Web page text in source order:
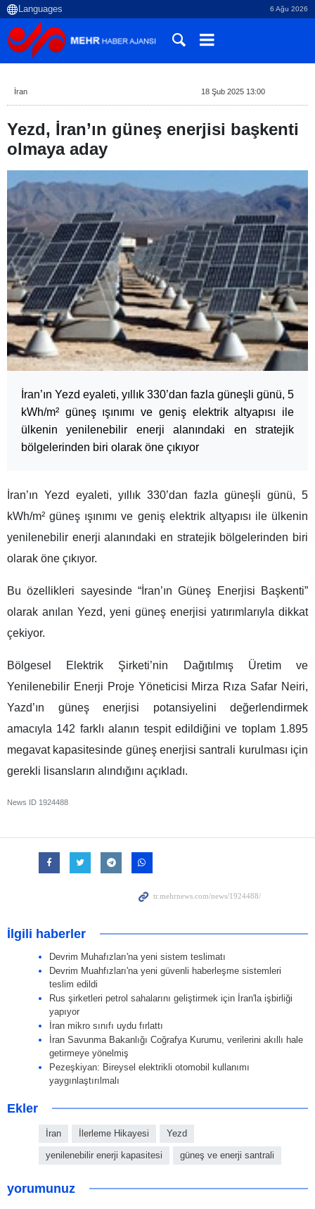
6 Ağu 2026
İran 18 Şub 2025 13:00
Yezd, İran’ın güneş enerjisi başkenti
olmaya aday
İran’ın Yezd eyaleti, yıllık 330’dan fazla güneşli günü, 5
kWh/m² güneş ışınımı ve geniş elektrik altyapısı ile
ülkenin yenilenebilir enerji alanındaki en stratejik
bölgelerinden biri olarak öne çıkıyor
İran’ın Yezd eyaleti, yıllık 330’dan fazla güneşli günü, 5
kWh/m² güneş ışınımı ve geniş elektrik altyapısı ile ülkenin
yenilenebilir enerji alanındaki en stratejik bölgelerinden biri
olarak öne çıkıyor.
Bu özellikleri sayesinde “İran’ın Güneş Enerjisi Başkenti”
olarak anılan Yezd, yeni güneş enerjisi yatırımlarıyla dikkat
çekiyor.
Bölgesel Elektrik Şirketi’nin Dağıtılmış Üretim ve
Yenilenebilir Enerji Proje Yöneticisi Mirza Rıza Safar Neiri,
Yazd’ın güneş enerjisi potansiyelini değerlendirmek
amacıyla 142 farklı alanın tespit edildiğini ve toplam 1.895
megavat kapasitesinde güneş enerjisi santrali kurulması için
gerekli lisansların alındığını açıkladı.
News ID 1924488
İlgili haberler
Devrim Muhafızları'na yeni sistem teslimatı
Devrim Muahfızları'na yeni güvenli haberleşme sistemleri
teslim edildi
Rus şirketleri petrol sahalarını geliştirmek için İran'la işbirliği
yapıyor
İran mikro sınıfı uydu fırlattı
İran Savunma Bakanlığı Coğrafya Kurumu, verilerini akıllı hale
getirmeye yönelmiş
Pezeşkiyan: Bireysel elektrikli otomobil kullanımı
yaygınlaştırılmalı
Ekler
İran İlerleme Hikayesi Yezd
yenilenebilir enerji kapasitesi güneş ve enerji santrali
yorumunuz